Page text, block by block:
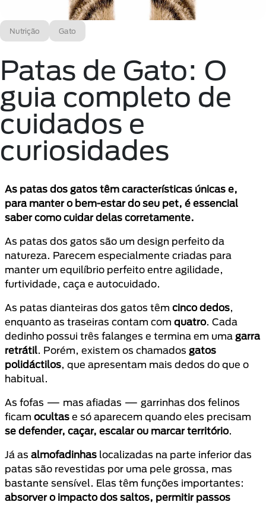
Nutrição Gato
Patas de Gato: O
guia completo de
cuidados e
curiosidades
As patas dos gatos têm características únicas e,
para manter o bem-estar do seu pet, é essencial
saber como cuidar delas corretamente.
As patas dos gatos são um design perfeito da
natureza. Parecem especialmente criadas para
manter um equilíbrio perfeito entre agilidade,
furtividade, caça e autocuidado.
As patas dianteiras dos gatos têm cinco dedos,
enquanto as traseiras contam com quatro. Cada
dedinho possui três falanges e termina em uma garra
retrátil. Porém, existem os chamados gatos
polidáctilos, que apresentam mais dedos do que o
habitual.
As fofas — mas afiadas — garrinhas dos felinos
ficam ocultas e só aparecem quando eles precisam
se defender, caçar, escalar ou marcar território.
Já as almofadinhas localizadas na parte inferior das
patas são revestidas por uma pele grossa, mas
bastante sensível. Elas têm funções importantes:
absorver o impacto dos saltos, permitir passos